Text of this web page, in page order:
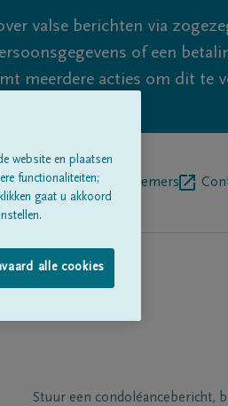
valse berichten via
of een
meerdere acties om dit te
onsBegrafenisondernemers
Stuur een condoléancebericht,
website en plaatsen
functionaliteiten;
gaat u akkoord
alle cookies